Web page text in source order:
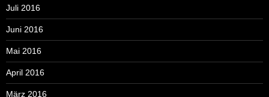
Juli 2016
Juni 2016
Mai 2016
April 2016
März 2016